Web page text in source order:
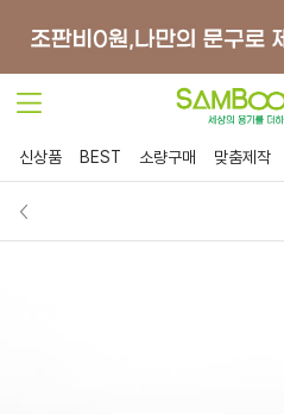
신상품 BEST 소량구매 맞춤제작